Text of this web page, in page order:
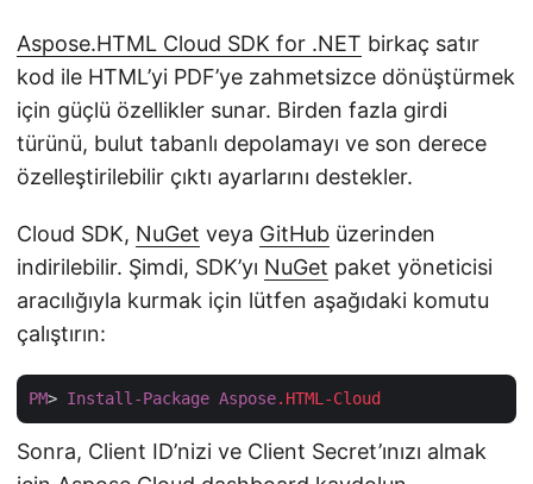
Aspose.HTML Cloud SDK for .NET birkaç satır
kod ile HTML’yi PDF’ye zahmetsizce dönüştürmek
için güçlü özellikler sunar. Birden fazla girdi
türünü, bulut tabanlı depolamayı ve son derece
özelleştirilebilir çıktı ayarlarını destekler.
Cloud SDK, NuGet veya GitHub üzerinden
indirilebilir. Şimdi, SDK’yı NuGet paket yöneticisi
aracılığıyla kurmak için lütfen aşağıdaki komutu
çalıştırın:
PM> Install-Package Aspose.HTML-Cloud
Sonra, Client ID’nizi ve Client Secret’ınızı almak